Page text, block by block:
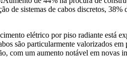
de sistemas de cabos discretos,
elétrico por piso radiante está
são particularmente valorizados
com um aumento notável em novas